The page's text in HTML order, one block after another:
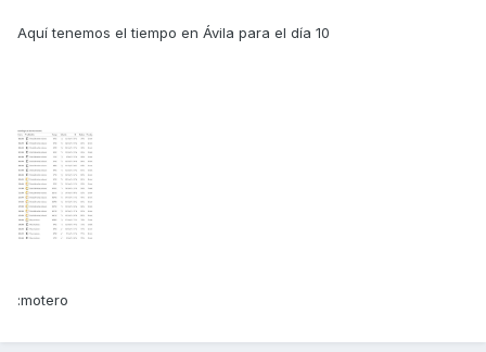
Aquí tenemos el tiempo en Ávila para el día 10
:motero